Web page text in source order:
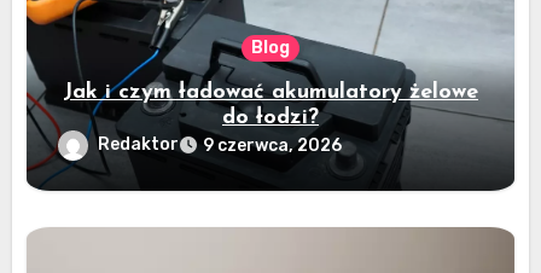
Blog
Jak i czym ładować akumulatory żelowe
do łodzi?
Redaktor 9 czerwca, 2026